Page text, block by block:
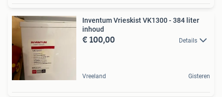
Inventum Vrieskist VK1300 - 384 liter
inhoud
€ 100,00 Details
Vreeland Gisteren